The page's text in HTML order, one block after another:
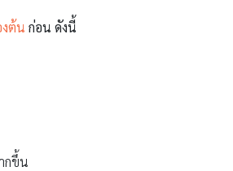
ต้น ก่อน ดังนี้
กขึ้น